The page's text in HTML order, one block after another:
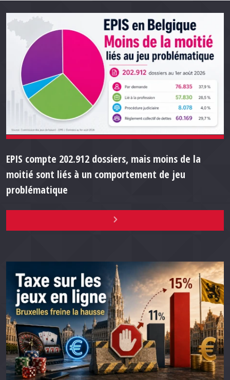
EPIS compte 202.912 dossiers, mais moins de la
moitié sont liés à un comportement de jeu
problématique